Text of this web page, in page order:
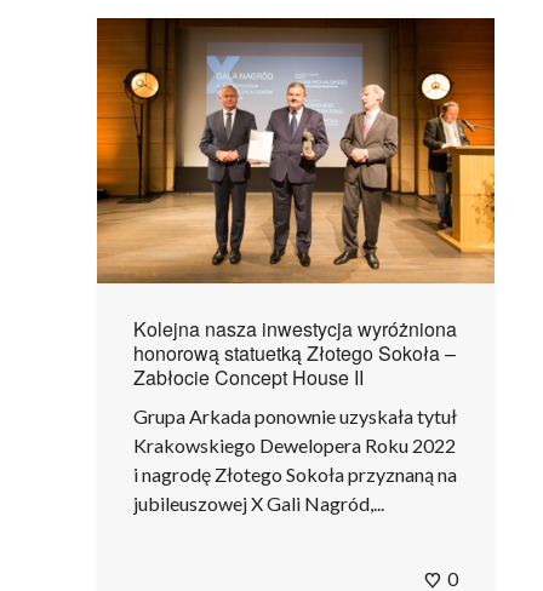
Kolejna nasza inwestycja wyróżniona
honorową statuetką Złotego Sokoła –
Zabłocie Concept House II
Grupa Arkada ponownie uzyskała tytuł
Krakowskiego Dewelopera Roku 2022
i nagrodę Złotego Sokoła przyznaną na
jubileuszowej X Gali Nagród,...
0